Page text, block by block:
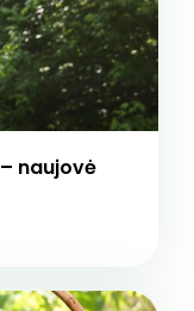
naujovė